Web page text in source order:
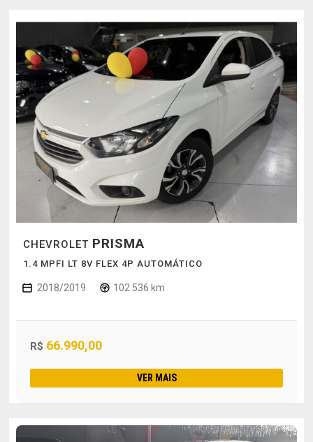
CHEVROLET PRISMA
1.4 MPFI LT 8V FLEX 4P AUTOMÁTICO
2018/2019 102.536 km
R$ 66.990,00
VER MAIS